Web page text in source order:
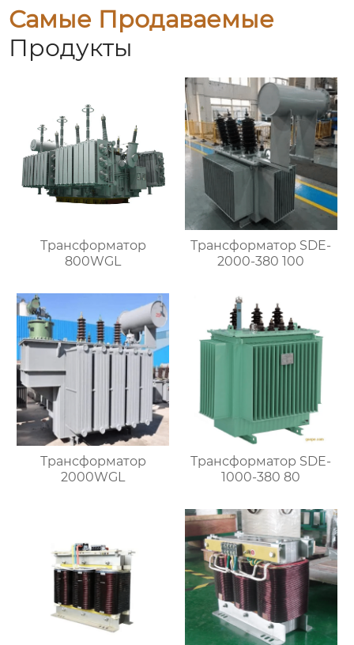
Самые Продаваемые
Продукты
Трансформатор
800WGL
Трансформатор SDE-
2000-380 100
Трансформатор
2000WGL
Трансформатор SDE-
1000-380 80